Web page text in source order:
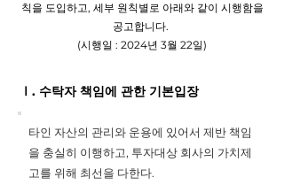
칙을 도입하고, 세부 원칙별로 아래와 같이 시행함을
공고합니다.
(시행일 : 2024년 3월 22일)
Ⅰ. 수탁자 책임에 관한 기본입장
타인 자산의 관리와 운용에 있어서 제반 책임
을 충실히 이행하고, 투자대상 회사의 가치제
고를 위해 최선을 다한다.